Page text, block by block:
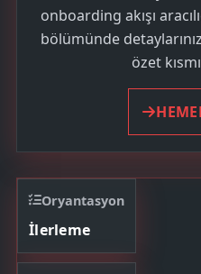
onboarding akışı
bölümünde
özet
Oryantasyon
İlerleme